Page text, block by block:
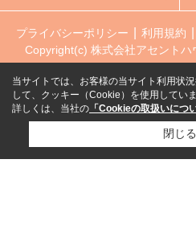
プライバシーポリシー 利用規約
Copyright(c) 株式会社アセント
当サイトでは、お客様の当サイト利用状
して、クッキー（Cookie）を使用していま
詳しくは、当社の 「Cookieの取扱いにつ
閉じる